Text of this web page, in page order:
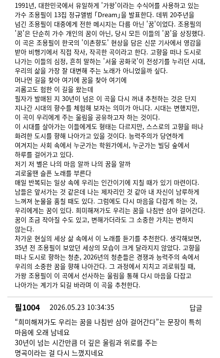
1991년, 대한민국에서 유일하게 '가왕'이라는 수식어를 사용하고 있는
가수 조용필이 13집 정규앨범 ｢Dream｣을 발표한다. 데뷔 20주년을
넘긴 조용필이 대중에게 전한 메시지는 다름 아닌 '꿈'이었다. 조용필의
'꿈'은 단순히 가수 개인의 꿈이 아닌, 당시 모든 이들의 '꿈'을 상징했다.
이 곡은 조용필이 한국의 '이촌향도' 현상을 담은 신문 기사에서 영감을
받아 비행기에서 직접 작사, 작곡한 곡이라고 한다. 고향을 떠나 도시로
나가는 이들의 심정, 흔히 말하는 '서울 공화국'이 전성기를 누리던 시대,
우리의 삶을 가장 잘 대변해 주는 노래가 아니었을까 싶다.
머나먼 길을 찾아 여기에 꿈을 찾아 여기에
괴롭고도 험한 이 길을 왔는데
필자가 발매된 지 30년이 넘은 이 곡을 다시 꺼내 추천하는 것은 단지
지나간 시대의 향수를 체험해 보자는 의미가 아니다. 시대는 변했지만,
이 곡이 우리에게 주는 울림을 공유하고자 하는 것이다.
이 시대를 살아가는 이들에게도 형태는 다르지만, 스스로의 고향을 떠나
화려한 도시를 향해 나아가고 있을 것이다. 능력주의가 당연하게
여겨지는 사회 속에서 누군가는 학원가에서, 누군가는 빌딩 숲에서
하루를 걸어가고 있다.
저기 저 별은 나의 마음 알까 나의 꿈을 알까
괴로울땐 슬픈 노래를 부른다
매일 반복되는 일상 속에 우리는 인간이기에 지칠 때가 있기 마련이다.
남들은 앞서가는 것 같은데 나는 제자리인 것 같아 내 자신이 남루하게
느껴져 눈물을 훔칠 때도 있다. 그럼에도 다시 마음을 다잡게 하는 것,
우리에게는 꿈이 있다. 희미해져가도 우리는 꿈을 나침반 삼아 걸어간다.
꿈이 조금 작아질 수도 있고, 변해가더라도 그 소중한 가치는 변하지
않는다.
차가운 현실의 세상 삶 속에서 이 노래를 듣기를 추천한다. 생각해보면,
35년 전 조용필이 보았던 세상의 모습이 크게 달라지지 않았다. 고향을
떠나 도시로 향하는 청춘, 2026년의 청춘들은 경쟁과 능력주의 속에서
우리의 소중한 꿈을 향해 나아간다. 그 과정에서 지치고 괴로워질 때,
가왕 조용필이 이 곡에서 선사하는 울림을 통해 다시 마음을 다잡고
나아가는 계기가 되길 바라며 이 곡을 추천한다.
필1004 2026.05.23 10:34:35
답글
“희미해져가도 우리는 꿈을 나침반 삼아 걸어간다”는 문장이 특히
마음에 오래 남네요
30년이 넘는 시간만큼 더 깊은 울림과 위로를 주는
명곡이라는 걸 다시 느꼈지네요